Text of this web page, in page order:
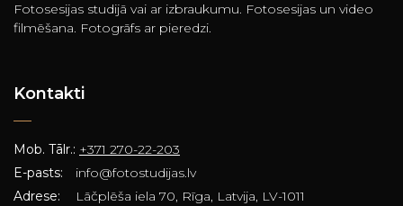
Fotosesijas studijā vai ar izbraukumu. Fotosesijas un video
filmēšana. Fotogrāfs ar pieredzi.
Kontakti
Mob. Tālr.: +371 270-22-203
E-pasts:
info@fotostudijas.lv
Adrese:
Lāčplēša iela 70, Rīga, Latvija, LV-1011